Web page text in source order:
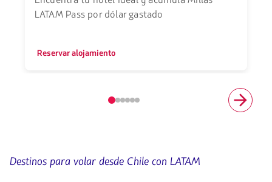
LATAM Pass por dólar gastado
Reservar alojamiento
Elemento
Destinos para volar desde Chile con LATAM